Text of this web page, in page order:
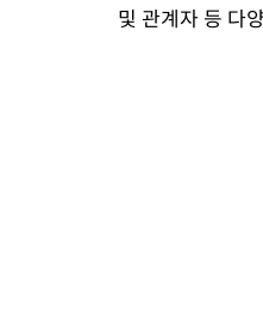
및 관계자 등 다